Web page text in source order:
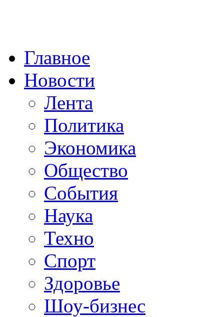
Главное
Новости
Лента
Политика
Экономика
Общество
События
Наука
Техно
Спорт
Здоровье
Шоу-бизнес